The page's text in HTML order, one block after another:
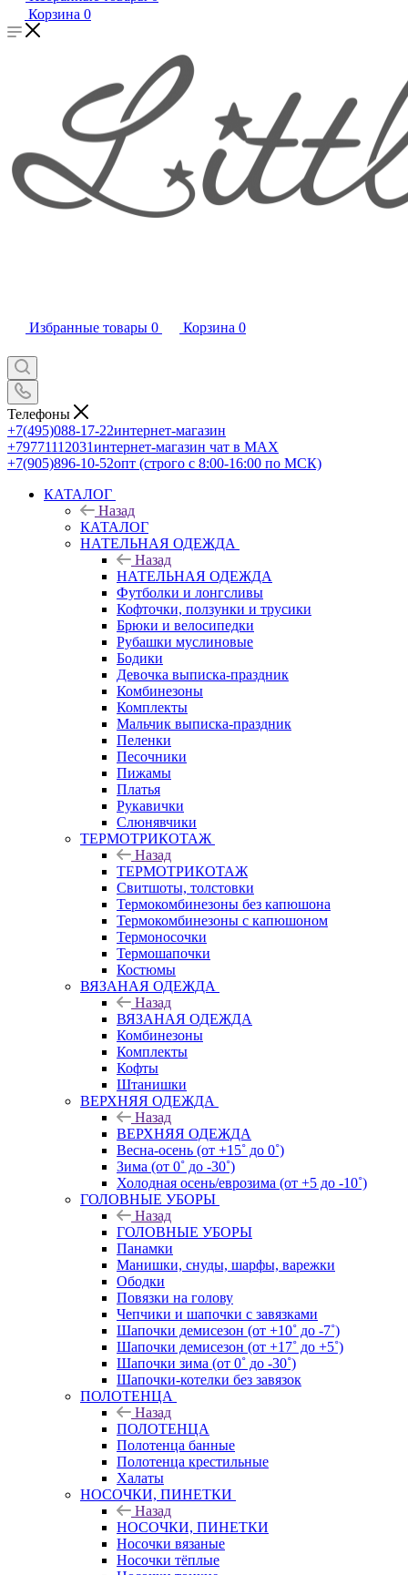
Корзина 0
Избранные товары 0 Корзина 0
Телефоны
+7(495)088-17-22интернет-магазин
+79771112031интернет-магазин чат в MAX
+7(905)896-10-52опт (строго с 8:00-16:00 по МСК)
КАТАЛОГ
Назад
КАТАЛОГ
НАТЕЛЬНАЯ ОДЕЖДА
Назад
НАТЕЛЬНАЯ ОДЕЖДА
Футболки и лонгсливы
Кофточки, ползунки и трусики
Брюки и велосипедки
Рубашки муслиновые
Бодики
Девочка выписка-праздник
Комбинезоны
Комплекты
Мальчик выписка-праздник
Пеленки
Песочники
Пижамы
Платья
Рукавички
Слюнявчики
ТЕРМОТРИКОТАЖ
Назад
ТЕРМОТРИКОТАЖ
Свитшоты, толстовки
Термокомбинезоны без капюшона
Термокомбинезоны с капюшоном
Термоносочки
Термошапочки
Костюмы
ВЯЗАНАЯ ОДЕЖДА
Назад
ВЯЗАНАЯ ОДЕЖДА
Комбинезоны
Комплекты
Кофты
Штанишки
ВЕРХНЯЯ ОДЕЖДА
Назад
ВЕРХНЯЯ ОДЕЖДА
Весна-осень (от +15˚ до 0˚)
Зима (от 0˚ до -30˚)
Холодная осень/еврозима (от +5 до -10˚)
ГОЛОВНЫЕ УБОРЫ
Назад
ГОЛОВНЫЕ УБОРЫ
Панамки
Манишки, снуды, шарфы, варежки
Ободки
Повязки на голову
Чепчики и шапочки с завязками
Шапочки демисезон (от +10˚ до -7˚)
Шапочки демисезон (от +17˚ до +5˚)
Шапочки зима (от 0˚ до -30˚)
Шапочки-котелки без завязок
ПОЛОТЕНЦА
Назад
ПОЛОТЕНЦА
Полотенца банные
Полотенца крестильные
Халаты
НОСОЧКИ, ПИНЕТКИ
Назад
НОСОЧКИ, ПИНЕТКИ
Носочки вязаные
Носочки тёплые